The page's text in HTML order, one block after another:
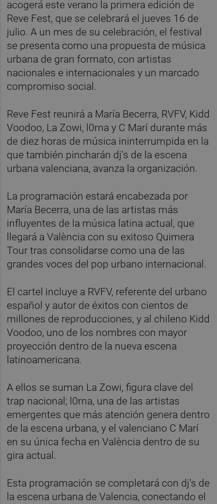
acogerá este verano la primera edición de
Reve Fest, que se celebrará el jueves 16 de
julio. A un mes de su celebración, el festival
se presenta como una propuesta de música
urbana de gran formato, con artistas
nacionales e internacionales y un marcado
compromiso social.
Reve Fest reunirá a María Becerra, RVFV, Kidd
Voodoo, La Zowi, l0rna y C Marí durante más
de diez horas de música ininterrumpida en la
que también pincharán dj's de la escena
urbana valenciana, avanza la organización.
La programación estará encabezada por
María Becerra, una de las artistas más
influyentes de la música latina actual, que
llegará a València con su exitoso Quimera
Tour tras consolidarse como una de las
grandes voces del pop urbano internacional.
El cartel incluye a RVFV, referente del urbano
español y autor de éxitos con cientos de
millones de reproducciones, y al chileno Kidd
Voodoo, uno de los nombres con mayor
proyección dentro de la nueva escena
latinoamericana.
A ellos se suman La Zowi, figura clave del
trap nacional; l0rna, una de las artistas
emergentes que más atención genera dentro
de la escena urbana, y el valenciano C Marí
en su única fecha en València dentro de su
gira actual.
Esta programación se completará con dj's de
la escena urbana de Valencia, conectando el